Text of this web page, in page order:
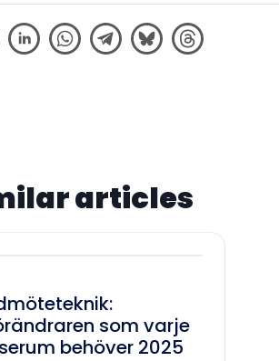
articles
som varje
behöver 2025